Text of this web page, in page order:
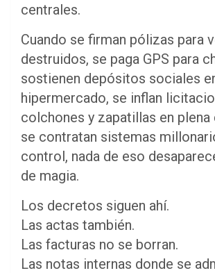
centrales.
Cuando se firman pólizas para
destruidos, se paga GPS para
sostienen depósitos sociales
hipermercado, se inflan
colchones y zapatillas en plena
se contratan sistemas
control, nada de eso
de magia.
Los decretos siguen ahí.
Las actas también.
Las facturas no se borran.
Las notas internas donde se